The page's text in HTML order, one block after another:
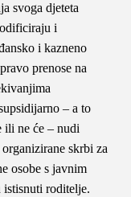
svoga djeteta
i
i kazneno
prenose na
– a to
ili ne će – nudi
skrbi za
osobe s javnim
istisnuti roditelje.